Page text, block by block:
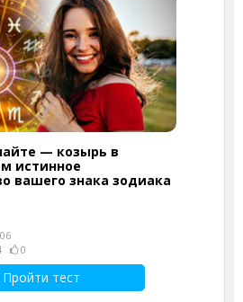
— козырь в
истинное
вашего знака зодиака
0
Пройти тест